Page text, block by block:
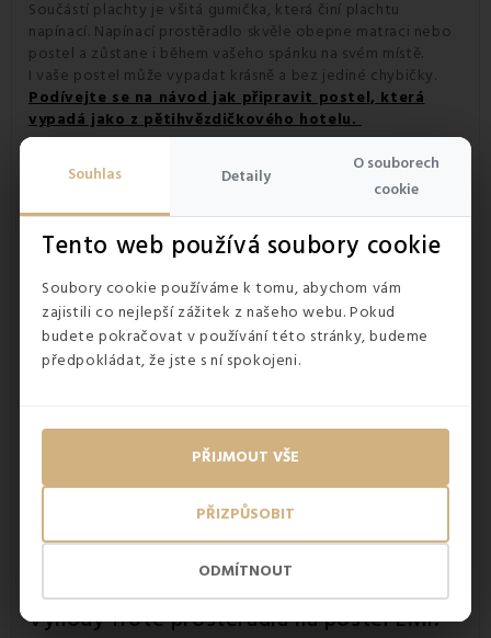
Souhlas Detaily
O souborech
cookie
Tento web používá soubory cookie
Soubory cookie používáme k tomu, abychom vám
zajistili co nejlepší zážitek z našeho webu. Pokud
budete pokračovat v používání této stránky, budeme
předpokládat, že jste s ní spokojeni.
ODMÍTNOUT
PŘIZPŮSOBIT
PŘIJMOUT VŠE
Součástí plachty je všitá gumička, která činí plachtu
napínací. Napínací prostěradlo skvěle obepne matraci nebo
postel a zůstane i během vašeho spánku na svém místě.
I vaše postel může vypadat krásně a bez jediné chybičky.
Podívejte se na návod jak připravit postel, která
vypadá jako z pětihvězdičkového hotelu.
Výhody froté prostěradla na postel EMI: